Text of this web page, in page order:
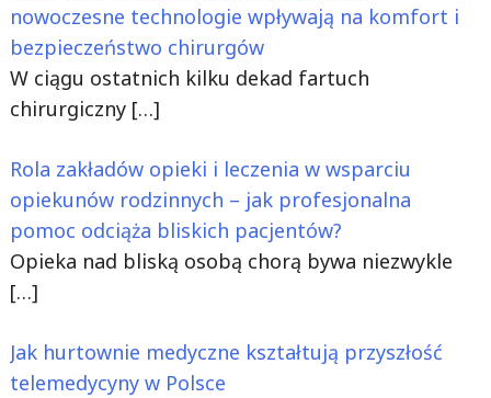
nowoczesne technologie wpływają na komfort i
bezpieczeństwo chirurgów
W ciągu ostatnich kilku dekad fartuch
chirurgiczny […]
Rola zakładów opieki i leczenia w wsparciu
opiekunów rodzinnych – jak profesjonalna
pomoc odciąża bliskich pacjentów?
Opieka nad bliską osobą chorą bywa niezwykle
[…]
Jak hurtownie medyczne kształtują przyszłość
telemedycyny w Polsce